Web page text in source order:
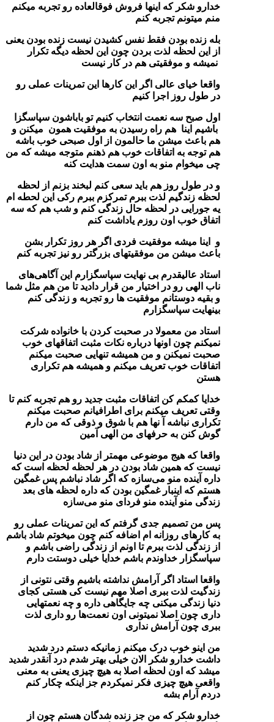
خدارو شکر که اینها فروش فوقالعاده رو تجربه میکنم
منم میتونم تجربه کنم
بله زنده بودن فقط نفس کشیدن نیست زنده بودن یعنی
از این لحظه لذت بردن چون این لحظه دیگه تکرار
نمیشه و موفقیتی هم در کار نیست
واقعا خیای عالی اگر این کارها این تمرینات عملی رو
در طول روز اجرا کنیم
اول صبح سه نعمت انتخاب کنیم تو باباشون سپاسگزا
باشیم اینا هم راه رسیدن به موفقیت همون میکنن و
هم باعث میشن ما حالمون از اول صبحی خوب باشه
هم توجه به اتفاقات خوب هم ذهنم متوجه میشه که من
چی میخوام منو به اون سمت هدایت کنه
و در طول روز هم باید سعی کنم لبخند بزنم از لحظه
لحظه زندگیم لذت ببرم تمرکزم ببرم رکی این لحطه ام
یه جورایی در لحظه حال زندگی کنم و شب هم که سه
اتفاق خوب اون روزم یاداشت کنم
و اینا میشه موفقیت فردی اگر هر روز تکرار بشن
باعث میشن من موفقیتهای بزرگتر رو نیز تجربه کنم
استاد عالیقدرم بی نهایت سپاسگزارم این آگاهی‌های
ناب الهی رو در اختیار من قرار دادید تا من هم مثل شما
و بقیه دوستانم موفقیت ها رو تجربه و زندگی کنم
بینهایت سپاسگزارم
استاد من معمولا در صحبت کردن با خانواده شرکت
نمیکنم چون اونها درباره نکات مثبت اتفاقهای خوب
صحبت نمیکنن و من همیشه تنهایی صحبت میکنم
اتفاقات خوب تعریف میکنم و همیشه هم تکراری
هستن
خدایا کمکم کن اتفاقات مثبت جدید رو هم تجربه کنم تا
وقتی تعریف میکنم برای اطرافیانم صحبت میکنم
تکراری نباشه آ نها هم با شوق و ذوقی که من دارم
گوش کنن به حرفهای من الهی آمین
واقعا که هیج موضوعی مهمتر از شاد بودن در این دنیا
نیست که همین شاد بودن در هر لحظه لحظه است که
داره آینده منو می‌سازه که اگر شاد نباشم پس غمگین
هستم که اینبار غمگین بودن که داره لحظه های بعد
زندگی منو آینده منو فردای منو می‌سازه
پس من تصمیم جدی گرفتم که این تمرینات عملی رو
به کارهای روزانه ام اضافه کنم چون میخوتم شاد باشم
از زندگی لذت ببرم تا اونم از زندگی راضی باشم و
سپاسگزار خداوندم باشم خدایا خیلی دوستت دارم
واقعا استاد اگر آرامش نداشته باشیم وقتی نتونی از
زندگیت لذت ببری اصلا مهم نیست کی هستی کجای
دنیا زندگی میکنی چه جایگاهی داره و چه نعمتهایی
داری چون اصلا نمیتونی اون نعمت‌ها رو داری لذت
ببری چون آرامش نداری
من اینو خوب درک میکنم زمانیکه دستم درد شدید
داشت خدارو شکر الان خیلی بهتر شدم درد آنقدر شدید
میشد که اون لحظه اصلا به هیچ چیزی یعنی به معنی
واقعی هیچ چیزی فکر نمیکردم جز اینکه چکار کنم
دردم آرام بشه
خدارو شکر که من جز زنده شدگان هستم چون از